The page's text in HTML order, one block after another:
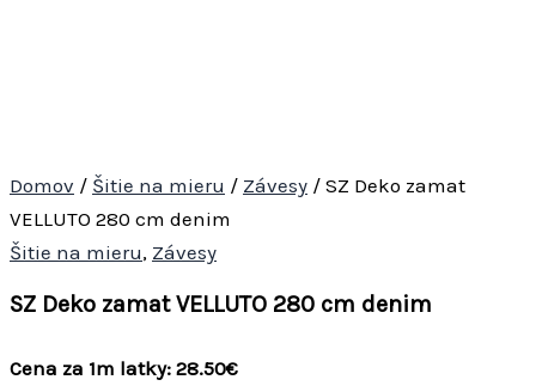
Domov / Šitie na mieru / Závesy / SZ Deko zamat
VELLUTO 280 cm denim
Šitie na mieru, Závesy
SZ Deko zamat VELLUTO 280 cm denim
Cena za 1m latky: 28.50€